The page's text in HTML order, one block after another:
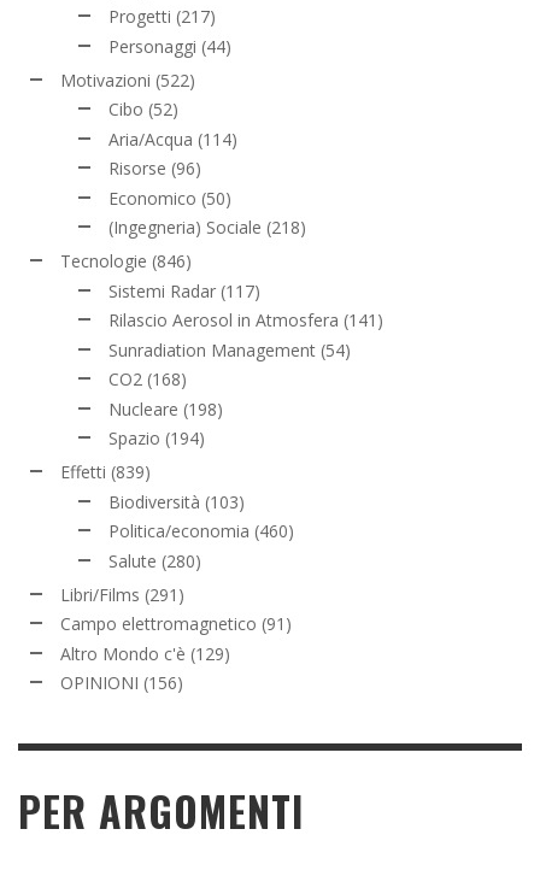
Progetti (217)
Personaggi (44)
Motivazioni (522)
Cibo (52)
Aria/Acqua (114)
Risorse (96)
Economico (50)
(Ingegneria) Sociale (218)
Tecnologie (846)
Sistemi Radar (117)
Rilascio Aerosol in Atmosfera (141)
Sunradiation Management (54)
CO2 (168)
Nucleare (198)
Spazio (194)
Effetti (839)
Biodiversità (103)
Politica/economia (460)
Salute (280)
Libri/Films (291)
Campo elettromagnetico (91)
Altro Mondo c'è (129)
OPINIONI (156)
PER ARGOMENTI